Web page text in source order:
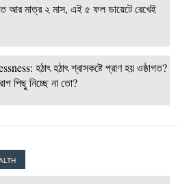
আর মাত্র ২ মাস, এই ৫ ফল ডায়েটে রেখেই
হঠাৎ হঠাৎ শ্বাসকষ্টে প্রাণ হয় ওষ্ঠাগত?
পিছু নিচ্ছে না তো?